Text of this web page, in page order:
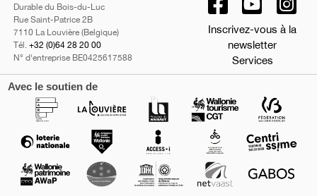
Durable du Bois-du-Luc
Rue Saint-Patrice 2B
7110 La Louvière (Belgique)
Tél. +32 (0)64 28 20 00
N° d'entreprise BE0425617588
Inscrivez-vous à la
newsletter
Services
Avec le soutien de